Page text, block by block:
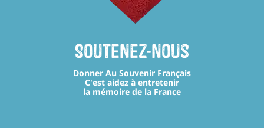
Soutenez-nous
Donner Au Souvenir Français
C'est aidez à entretenir
la mémoire de la France